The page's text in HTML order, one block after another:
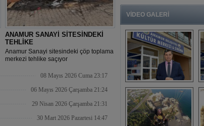
ANAMUR SANAYİ SİTESİNDEKİ
TEHLİKE
Anamur Sanayi sitesindeki çöp toplama
merkezi tehlike saçıyor
08 Mayıs 2026 Cuma 23:17
06 Mayıs 2026 Çarşamba 21:24
29 Nisan 2026 Çarşamba 21:31
30 Mart 2026 Pazartesi 14:47
Bünyesinde Bahar Şöleni
VİDEO GALERİ
Başkan Türe'den
sansür açıklaması